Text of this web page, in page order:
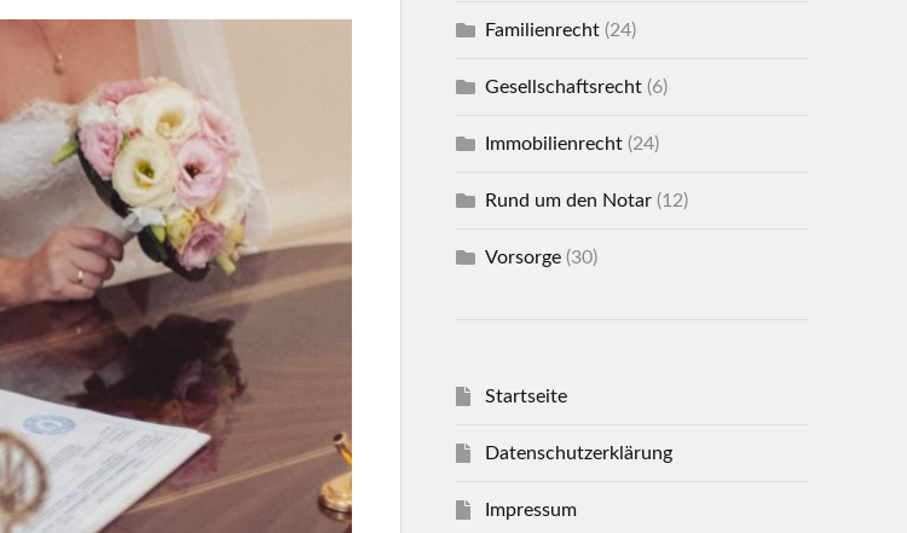
Familienrecht(24)
Gesellschaftsrecht(6)
Immobilienrecht(24)
Rund um den Notar(12)
Vorsorge(30)
Startseite
Datenschutzerklärung
Impressum